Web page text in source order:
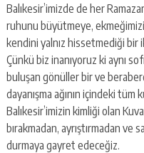
Balıkesir’imizde de her
ruhunu büyütmeye,
kendini yalnız hissetmediği
Çünkü biz inanıyoruz ki aynı
buluşan gönüller bir ve
dayanışma ağının içindeki tüm
Balıkesir’imizin kimliği olan
bırakmadan, ayrıştırmadan ve
durmaya gayret edeceğiz.